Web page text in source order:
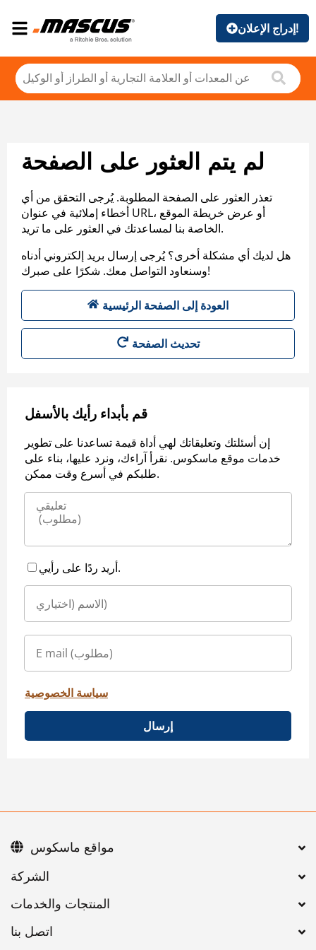
إدراج الإعلان!
لم يتم العثور على الصفحة
تعذر العثور على الصفحة المطلوبة. يُرجى التحقق من أي
أخطاء إملائية في عنوان URL، أو عرض خريطة الموقع
الخاصة بنا لمساعدتك في العثور على ما تريد.
هل لديك أي مشكلة أخرى؟ يُرجى إرسال بريد إلكتروني أدناه
وسنعاود التواصل معك. شكرًا على صبرك!
العودة إلى الصفحة الرئيسية
تحديث الصفحة
قم بأبداء رأيك بالأسفل
إن أسئلتك وتعليقاتك لهي أداة قيمة تساعدنا على تطوير
خدمات موقع ماسكوس. نقرأ آراءك، ونرد عليها، بناء على
طلبكم في أسرع وقت ممكن.
أريد ردًا على رأيي.
سياسة الخصوصية
إرسال
اتصل بنا
مواقع ماسكوس